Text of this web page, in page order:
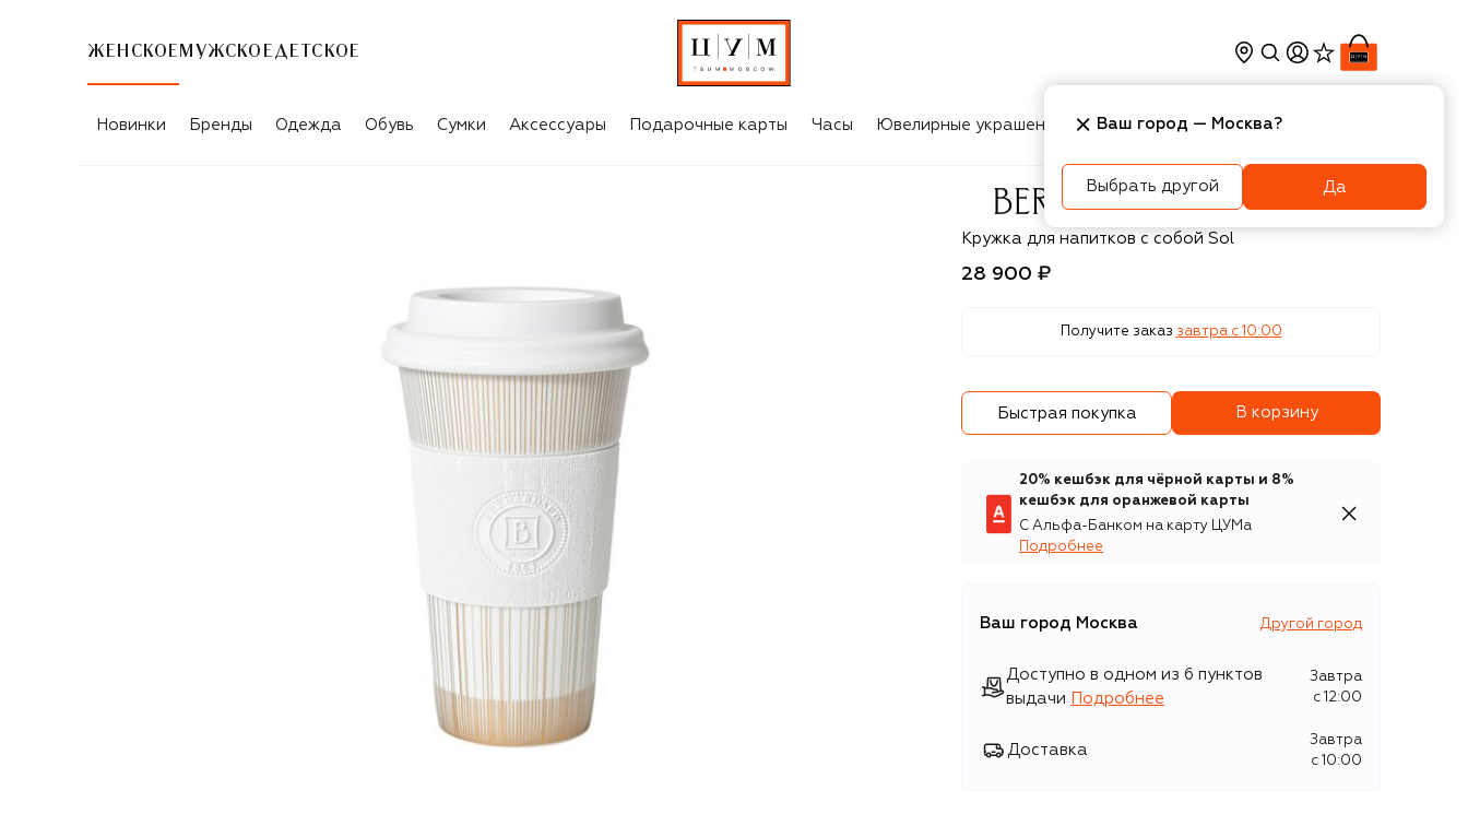
ЖЕНСКОЕ МУЖСКОЕ ДЕТСКОЕ
Новинки Бренды Одежда Обувь Сумки Аксессуары Подарочные карты Часы Ювелирные украшения Косметика Интерьер
Bernardaud
Кружка для напитков с собой Sol
28 900 ₽
Получите заказ завтра c 10:00
Быстрая покупка В корзину
20% кешбэк для чёрной карты и 8%
кешбэк для оранжевой карты
С Альфа-Банком на карту ЦУМа
Подробнее
Ваш город Москва Другой город
Доступно в одном из 6 пунктов
выдачи
Подробнее
Завтра
c 12:00
Доставка
Завтра
c 10:00
Ваш город — Москва?
Выбрать другой Да